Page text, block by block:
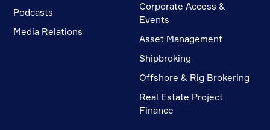
Podcasts
Media Relations
Corporate Access &
Events
Asset Management
Shipbroking
Offshore & Rig Brokering
Real Estate Project
Finance